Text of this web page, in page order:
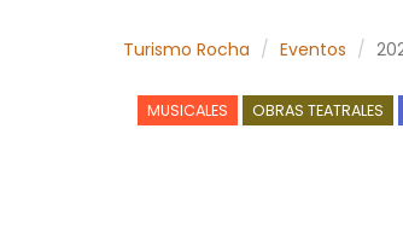
Turismo Rocha Eventos
MUSICALES OBRAS TEATRALES